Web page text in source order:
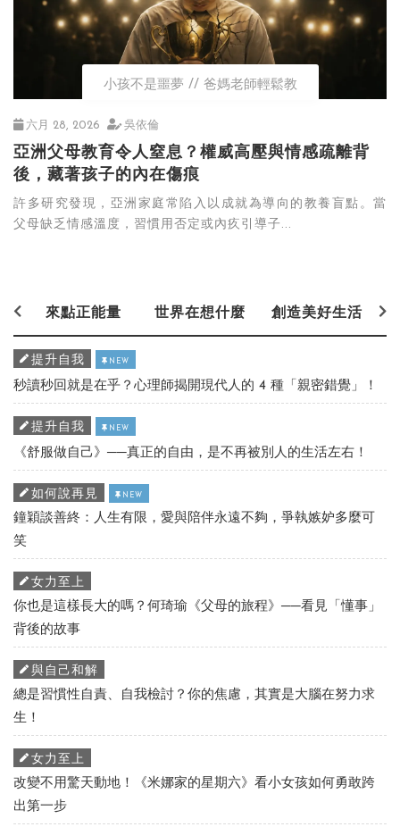
小孩不是噩夢 爸媽老師輕鬆教
六月 28, 2026 吳依倫
亞洲父母教育令人窒息？權威高壓與情感疏離背
後，藏著孩子的內在傷痕
許多研究發現，亞洲家庭常陷入以成就為導向的教養盲點。當
父母缺乏情感溫度，習慣用否定或內疚引導子...
來點正能量 世界在想什麼 創造美好生活
提升自我 NEW
秒讀秒回就是在乎？心理師揭開現代人的 4 種「親密錯覺」！
提升自我 NEW
《舒服做自己》──真正的自由，是不再被別人的生活左右！
如何說再見 NEW
鐘穎談善終：人生有限，愛與陪伴永遠不夠，爭執嫉妒多麼可
笑
女力至上
你也是這樣長大的嗎？何琦瑜《父母的旅程》──看見「懂事」
背後的故事
與自己和解
總是習慣性自責、自我檢討？你的焦慮，其實是大腦在努力求
生！
女力至上
改變不用驚天動地！《米娜家的星期六》看小女孩如何勇敢跨
出第一步